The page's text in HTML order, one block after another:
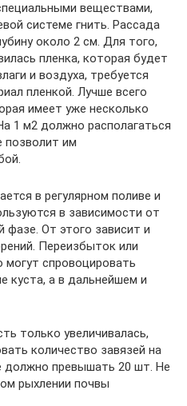
веществами,
системе гнить. Рассада
около 2 см. Для того,
пленка, которая будет
и воздуха, требуется
пленкой. Лучше всего
имеет уже несколько
1 м2 должно располагаться
позволит им
в регулярном поливе и
в зависимости от
фазе. От этого зависит и
Переизбыток или
спровоцировать
куста, а в дальнейшем и
только увеличивалась,
количество завязей на
должно превышать 20 шт. Не
рыхлении почвы